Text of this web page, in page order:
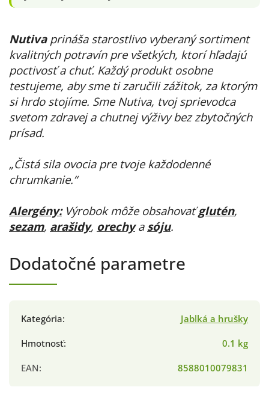
Nutivaprináša starostlivo vyberaný sortiment
kvalitných potravín pre všetkých, ktorí hľadajú
poctivosť a chuť. Každý produkt osobne
testujeme, aby sme ti zaručili zážitok, za ktorým
si hrdo stojíme. Sme Nutiva, tvoj sprievodca
svetom zdravej a chutnej výživy bez zbytočných
prísad.
„Čistá sila ovocia pre tvoje každodenné
chrumkanie.“
Alergény:Výrobok môže obsahovaťglutén,
sezam, arašidy, orechya sóju.
Dodatočné parametre
Kategória:
Jablká a hrušky
Hmotnosť:
0.1 kg
EAN: 8588010079831